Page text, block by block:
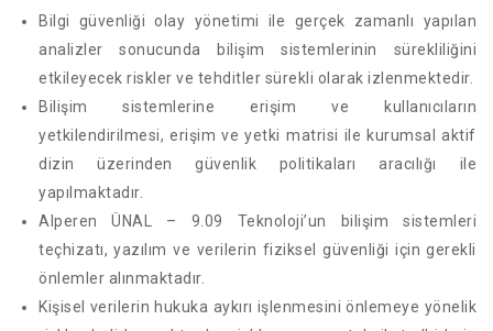
Bilgi güvenliği olay yönetimi ile gerçek zamanlı yapılan
analizler sonucunda bilişim sistemlerinin sürekliliğini
etkileyecek riskler ve tehditler sürekli olarak izlenmektedir.
Bilişim sistemlerine erişim ve kullanıcıların
yetkilendirilmesi, erişim ve yetki matrisi ile kurumsal aktif
dizin üzerinden güvenlik politikaları aracılığı ile
yapılmaktadır.
Alperen ÜNAL – 9.09 Teknoloji’un bilişim sistemleri
teçhizatı, yazılım ve verilerin fiziksel güvenliği için gerekli
önlemler alınmaktadır.
Kişisel verilerin hukuka aykırı işlenmesini önlemeye yönelik